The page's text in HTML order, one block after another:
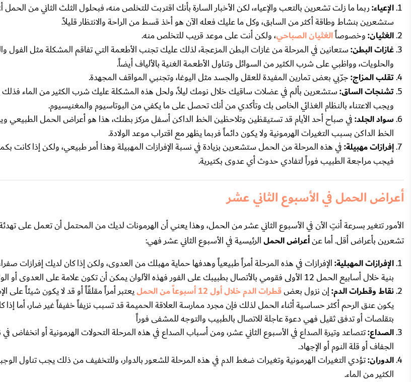
الإعياء:ربما ما زلت تشعرين بالتعب والإعياء، لكن الأخبار السارة بأنك اقتربت للتخلص منه، فبحلول الثلث الثاني من الحمل
ستشعرين بنشاط وطاقة أكثر من السابق، وكل ما عليك فعله الآن هو أخذ قسط من الراحة والانتظار قليلاً.
الغثيان:وخصوصاًالغثيان الصباحي، ولكن أنت على موعد قريب للتخلص منه.
غازات البطن:ستعانين في المرحلة من غازات البطن المزعجة، لذلك عليك تجنب الأطعمة التي تفاقم المشكلة مثل الفول
والحلويات، وواظبي على شرب الكثير من السوائل وتناول الأطعمة الغنية بالألياف أيضاً.
تقلب المزاج:جرّبي بعض تمارين المفيدة للعقل والجسد مثل اليوغا، وتجنبي المواقف المجهدة.
تشنجات الساق:ستشعرين بألم في عضلات ساقيك خلال نومك ليلاً، ولحل هذه المشكلة عليك شرب الكثير من الماء
ويجب الاعتناء بالنظام الغذائي الخاص بك وتأكدي من أنك تحصل على ما يكفي من البوتاسيوم والمغنيسيوم.
سواد الجلد:في صباح أحد الأيام قد تستيقظين وتلاحظين الخط الداكن أسفل مركز بطنك، هذا هو أعراض الحمل الطبيعي
الخط الداكن بسبب التغيرات الهرمونية ولا يكون دائماً فربما يظهر مع اقتراب موعد الولادة.
إفرازات مهبيلة:في هذه المرحلة من الحمل ستشعرين بزيادة في نسبة الإفرازات المهبيلة وهذا أمر طبيعي، ولكن إذا كانت
فيجب مراجعة الطبيب فوراً لتفادي حدوث أي عدوى بكتيرية.
أعراض الحمل في الأسبوع الثاني عشر
الأمور تتغير بسرعة أنتِ الأن في الأسبوع الثاني عشر من الحمل، وهذا يعني أن الهرمونات لديك من المحتمل أن تعمل على
تشعرين بأعراض أقل. أما عنأعراض الحملالرئيسية في الأسبوع الثاني عشر فهي:
الإفرازات المهبلية:الإفرازات في هذه المرحلة أمراً طبيعياً وهدفها حماية مهبلك من العدوى، ولكن إذا كان لديك إفرازات
بنية خلال أسابيع الحمل 12 الأولى فقومي بالأتصال بطبيبك على الفور فهذه الألوان يمكن أن تكون علامة على العدوى أو الولادة المبكرة.
نقاط وقطرات الدم:إن نزول بعضقطرات الدم خلال أول 12 أسبوعاً من الحمل
يعتبر أمراً مقلقًاً أو قد لا يكون شيئاً على
يكون عنق الرحم أكثر حساسية أثناء الحمل لذلك فإن مجرد ممارسة العلاقة الحميمة قد تسبب نزيفاً خفيفاً غير ضار، أما إذا
بتقلصات أو تدفق ثقيل فهي دعوة عاجلة للاتصال بالطبيب والتوجه للمشفى فوراً
الصداع:تتصاعد وتيرة الصداع في الأسبوع الثاني عشر، ومن أسباب الصداع في هذه المرحلة التحولات الهرمونية أو انخفاض
الجفاف أو قلة النوم أو الإجهاد.
الدوران:تؤدي التغيرات الهرمونية وتغيرات ضغط الدم في هذه المرحلة للشعور بالدوار، وللتخفيف من ذلك يجب تناول
الكثير من الماء.